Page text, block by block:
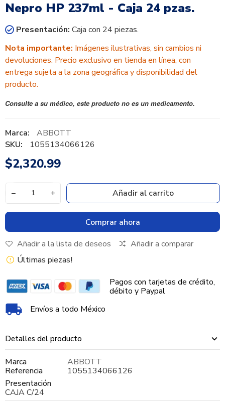
Nepro HP 237ml - Caja 24 pzas.
Presentación: Caja con 24 piezas.
Nota importante: Imágenes ilustrativas, sin cambios ni
devoluciones. Precio exclusivo en tienda en línea, con
entrega sujeta a la zona geográfica y disponibilidad del
producto.
Consulte a su médico, este producto no es un medicamento.
Marca:
ABBOTT
SKU:
1055134066126
$2,320.99
− + Añadir al carrito
Comprar ahora
Añadir a la lista de deseos
Añadir a comparar
Últimas piezas!
Pagos con tarjetas de crédito,
débito y Paypal
Envíos a todo México
Detalles del producto
Marca
ABBOTT
Referencia
1055134066126
Presentación
CAJA C/24